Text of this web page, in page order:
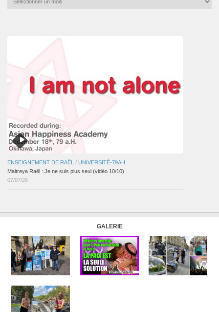
ENSEIGNEMENT DE RAËL / UNIVERSITÉ-79AH
Maitreya Raël : Je ne suis plus seul (vidéo 10/10)
07/07/26
GALERIE